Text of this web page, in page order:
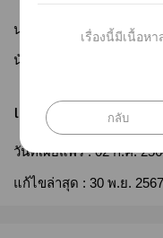
นามปากกา :Marionetta
นักเขียน :
เผยแพร่
วันที่เผยแพร่ :02 ก.ค.
แก้ไขล่าสุด : 30 พ.ย. 2567
เรื่องนี้มีเนื้อห
กลับ